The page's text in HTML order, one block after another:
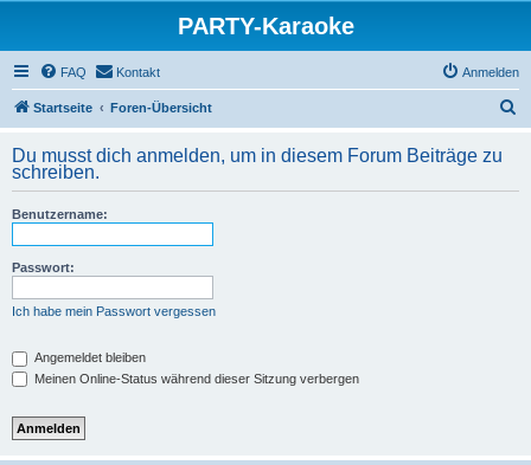
PARTY-Karaoke
FAQ Kontakt Anmelden
Startseite Foren-Übersicht
h
Du musst dich anmelden, um in diesem Forum Beiträge zu
schreiben.
Benutzername:
Passwort:
Ich habe mein Passwort vergessen
Angemeldet bleiben
Meinen Online-Status während dieser Sitzung verbergen